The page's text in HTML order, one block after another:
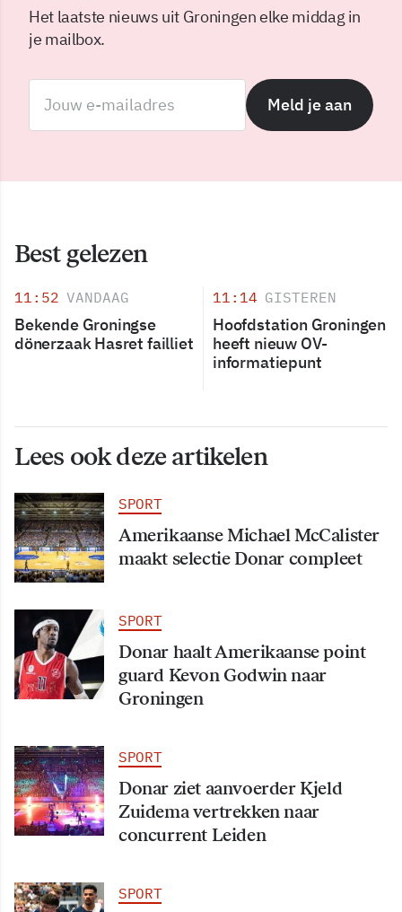
Het laatste nieuws uit Groningen elke middag in
je mailbox.
Meld je aan
Best gelezen
11:52 VANDAAG
Bekende Groningse
dönerzaak Hasret failliet
11:14 GISTEREN
Hoofdstation Groningen
heeft nieuw OV-
informatiepunt
Lees ook deze artikelen
SPORT
Amerikaanse Michael McCalister
maakt selectie Donar compleet
SPORT
Donar haalt Amerikaanse point
guard Kevon Godwin naar
Groningen
SPORT
Donar ziet aanvoerder Kjeld
Zuidema vertrekken naar
concurrent Leiden
SPORT